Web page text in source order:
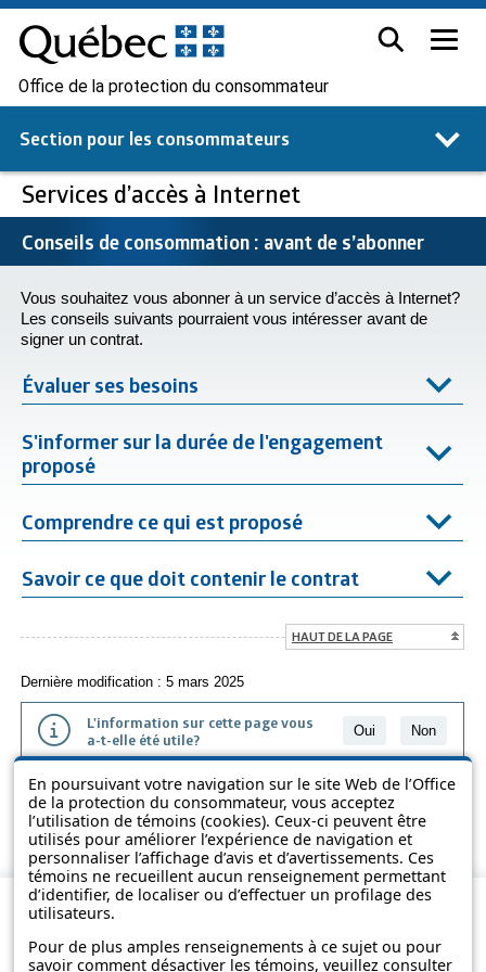
En poursuivant votre navigation sur le site Web de l’Office
de la protection du consommateur, vous acceptez
l’utilisation de témoins (cookies). Ceux-ci peuvent être
utilisés pour améliorer l’expérience de navigation et
personnaliser l’affichage d’avis et d’avertissements. Ces
témoins ne recueillent aucun renseignement permettant
d’identifier, de localiser ou d’effectuer un profilage des
utilisateurs.
Pour de plus amples renseignements à ce sujet ou pour
savoir comment désactiver les témoins, veuillez consulter
Office de la protection du consommateur
Section pour les consommateurs
Services d’accès à Internet
Conseils de consommation : avant de s’abonner
Vous souhaitez vous abonner à un service d’accès à Internet?
Les conseils suivants pourraient vous intéresser avant de
signer un contrat.
Évaluer ses besoins
S'informer sur la durée de l'engagement
proposé
Comprendre ce qui est proposé
Savoir ce que doit contenir le contrat
HAUT DE LA PAGE
Dernière modification : 5 mars 2025
L'information sur cette page vous
a-t-elle été utile?
Oui Non
L'information présentée dans cette page a été vulgarisée pour en
favoriser la compréhension. Elle ne remplace pas les textes des lois
et des règlements.